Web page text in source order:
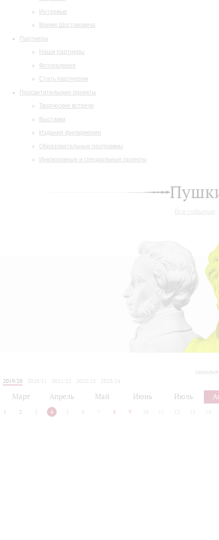
Интервью
Время Шостаковича
Партнеры
Наши партнеры
Фотогалерея
Стать партнером
Просветительские проекты
Творческие встречи
Выставки
Издания филармонии
Образовательные программы
Инклюзивные и специальные проекты
Все события
2019/20
2020/21 2021/22 2022/23
2023/24
Март Апрель Май Июнь Июль
1 2 3 4 5 6 7 8 9 10 12 13 14